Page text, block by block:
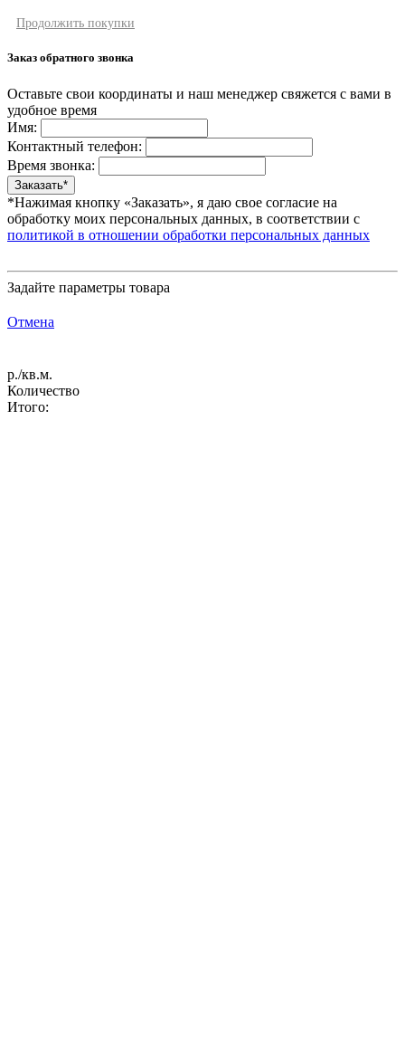
Продолжить покупки
Заказ обратного звонка
Оставьте свои координаты и наш менеджер свяжется с вами в
удобное время
Имя:
Контактный телефон:
Время звонка:
*Нажимая кнопку «Заказать», я даю свое согласие на
обработку моих персональных данных, в соответствии с
политикой в отношении обработки персональных данных
Задайте параметры товара
Отмена
р./кв.м.
Количество
Итого: